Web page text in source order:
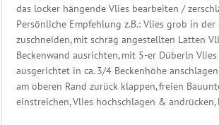
das locker hängende Vlies bearbeiten /
Persönliche Empfehlung z.B.: Vlies grob in der
zuschneiden, mit schräg angestellten Latten
Beckenwand ausrichten, mit 5-er Düberln
ausgerichtet in ca. 3/4 Beckenhöhe
am oberen Rand zurück klappen, freien
einstreichen, Vlies hochschlagen & andrücken,